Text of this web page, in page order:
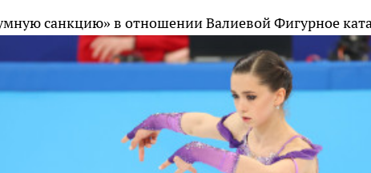
санкцию» в отношении ВалиевойФигурное